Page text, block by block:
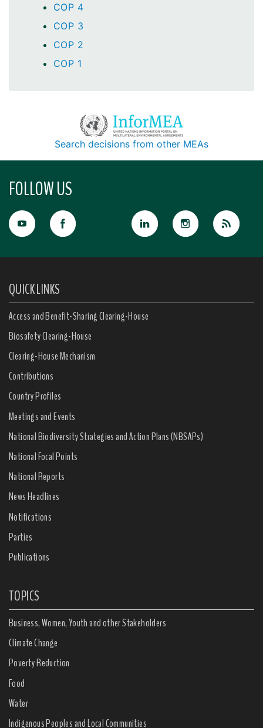
COP 4
COP 3
COP 2
COP 1
Search decisions from other MEAs
FOLLOW US
QUICK LINKS
Access and Benefit-Sharing Clearing-House
Biosafety Clearing-House
Clearing-House Mechanism
Contributions
Country Profiles
Meetings and Events
National Biodiversity Strategies and Action Plans (NBSAPs)
National Focal Points
National Reports
News Headlines
Notifications
Parties
Publications
TOPICS
Business, Women, Youth and other Stakeholders
Climate Change
Poverty Reduction
Food
Water
Indigenous Peoples and Local Communities